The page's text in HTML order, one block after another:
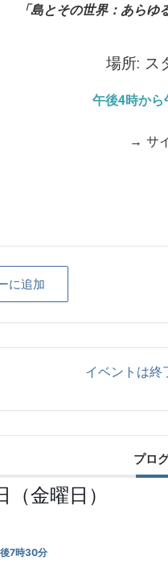
「島とその世界：あらゆ
場所: ス
午後4時から
→ サ
に追加
イベントは終
プロ
（金曜日）
7時30分